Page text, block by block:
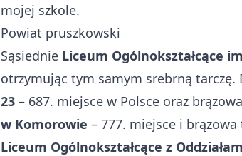
mojej szkole.
Powiat pruszkowski
Sąsiednie Liceum Ogólnokształcące
otrzymując tym samym srebrną tarczę.
23 – 687. miejsce w Polsce oraz
w Komorowie – 777. miejsce i
Liceum Ogólnokształcące z